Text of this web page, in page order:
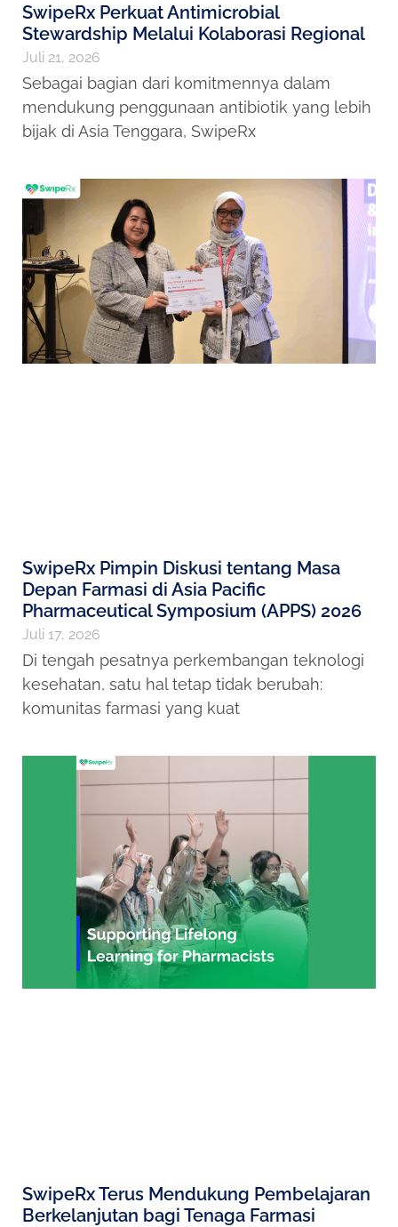
SwipeRx Perkuat Antimicrobial
Stewardship Melalui Kolaborasi Regional
Juli 21, 2026
Sebagai bagian dari komitmennya dalam
mendukung penggunaan antibiotik yang lebih
bijak di Asia Tenggara, SwipeRx
SwipeRx Pimpin Diskusi tentang Masa
Depan Farmasi di Asia Pacific
Pharmaceutical Symposium (APPS) 2026
Juli 17, 2026
Di tengah pesatnya perkembangan teknologi
kesehatan, satu hal tetap tidak berubah:
komunitas farmasi yang kuat
SwipeRx Terus Mendukung Pembelajaran
Berkelanjutan bagi Tenaga Farmasi